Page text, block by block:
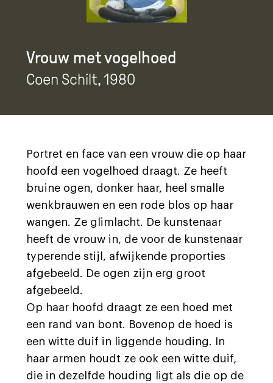
Vrouw met vogelhoed
Coen Schilt, 1980
Portret en face van een vrouw die op haar
hoofd een vogelhoed draagt. Ze heeft
bruine ogen, donker haar, heel smalle
wenkbrauwen en een rode blos op haar
wangen. Ze glimlacht. De kunstenaar
heeft de vrouw in, de voor de kunstenaar
typerende stijl, afwijkende proporties
afgebeeld. De ogen zijn erg groot
afgebeeld.
Op haar hoofd draagt ze een hoed met
een rand van bont. Bovenop de hoed is
een witte duif in liggende houding. In
haar armen houdt ze ook een witte duif,
die in dezelfde houding ligt als die op de